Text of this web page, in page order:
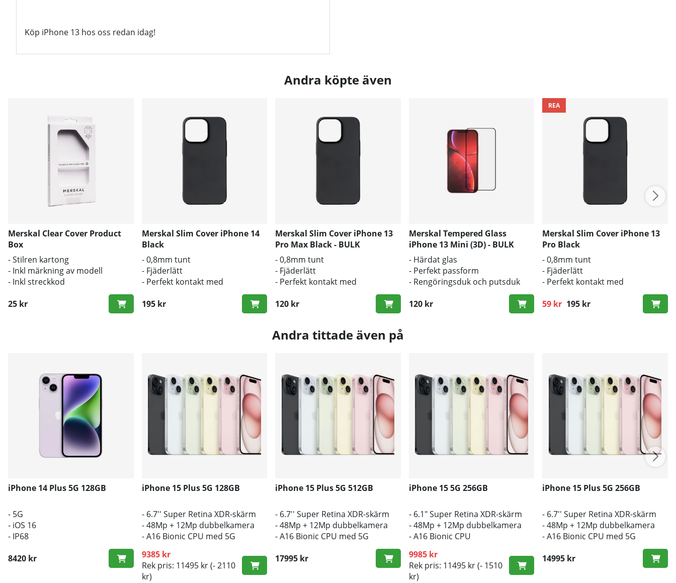
Köp iPhone 13 hos oss redan idag!
Andra köpte även
Merskal Clear Cover Product
Box
- Stilren kartong
- Inkl märkning av modell
- Inkl streckkod
25 kr
Merskal Slim Cover iPhone 14
Black
- 0,8mm tunt
- Fjäderlätt
- Perfekt kontakt med
195 kr
Merskal Slim Cover iPhone 13
Pro Max Black - BULK
- 0,8mm tunt
- Fjäderlätt
- Perfekt kontakt med
120 kr
Merskal Tempered Glass
iPhone 13 Mini (3D) - BULK
- Härdat glas
- Perfekt passform
- Rengöringsduk och putsduk
120 kr
REA
Merskal Slim Cover iPhone 13
Pro Black
- 0,8mm tunt
- Fjäderlätt
- Perfekt kontakt med
59 kr 195 kr
Ordinarie pris:
Andra tittade även på
iPhone 14 Plus 5G 128GB
- 5G
- iOS 16
- IP68
8420 kr
iPhone 15 Plus 5G 128GB
- 6.7'' Super Retina XDR-skärm
- 48Mp + 12Mp dubbelkamera
- A16 Bionic CPU med 5G
9385 kr
Rek pris: 11495 kr(- 2110
kr)
iPhone 15 Plus 5G 512GB
- 6.7'' Super Retina XDR-skärm
- 48Mp + 12Mp dubbelkamera
- A16 Bionic CPU med 5G
17995 kr
iPhone 15 5G 256GB
- 6.1" Super Retina XDR-skärm
- 48Mp + 12Mp dubbelkamera
- A16 Bionic CPU
9985 kr
Rek pris: 11495 kr(- 1510
kr)
iPhone 15 Plus 5G 256GB
- 6.7'' Super Retina XDR-skärm
- 48Mp + 12Mp dubbelkamera
- A16 Bionic CPU med 5G
14995 kr